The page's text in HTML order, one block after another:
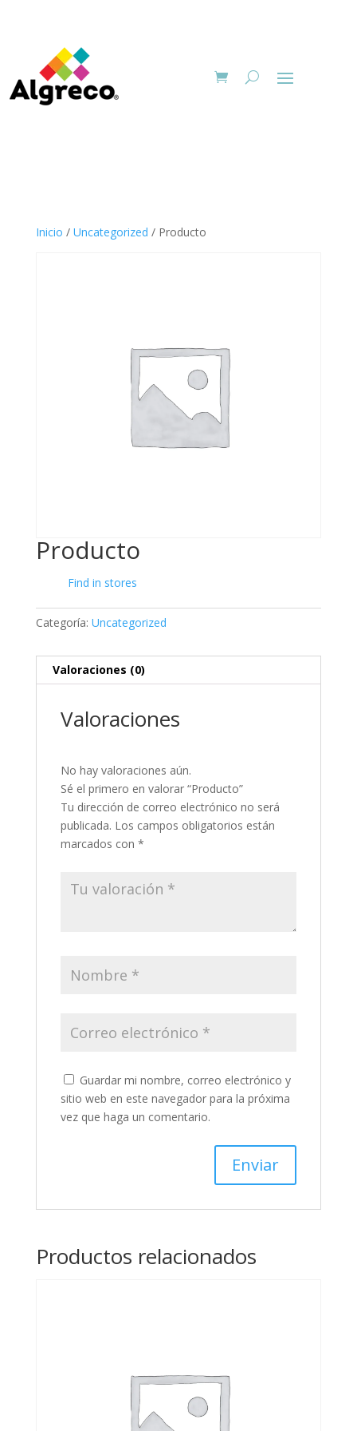
Inicio / Uncategorized / Producto
Producto
Find in stores
Categoría: Uncategorized
Valoraciones (0)
Valoraciones
No hay valoraciones aún.
Sé el primero en valorar “Producto”
Tu dirección de correo electrónico no será
publicada. Los campos obligatorios están
marcados con *
Guardar mi nombre, correo electrónico y
sitio web en este navegador para la próxima
vez que haga un comentario.
Productos relacionados